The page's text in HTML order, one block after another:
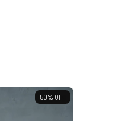
50% OFF